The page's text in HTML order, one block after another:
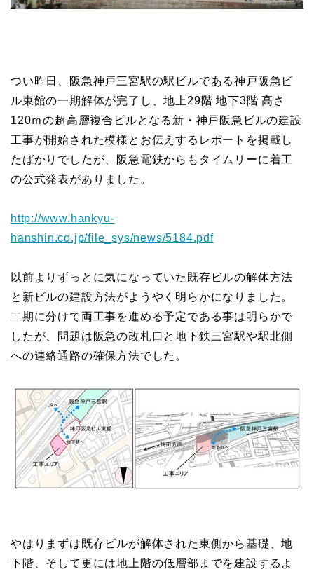
つい昨日、阪急神戸三宮駅の駅ビルである神戸阪急ビ
ル東館の一期解体が完了し、地上29階 地下3階 高さ
120ｍの超高層複合ビルとなる新・神戸阪急ビルの建設
工事が開始された模様とお伝えするレポートを掲載し
たばかりでしたが、阪急電鉄からもタイムリーに着工
の公式発表がありました。
http://www.hankyu-
hanshin.co.jp/file_sys/news/5184.pdf
以前よりずっとに気になっていた既存ビルの解体方法
と新ビルの建設方法がようやく明らかになりました。
二期に分けて両工事を進める予定である事は明らかで
したが、問題は阪急の改札口と地下鉄三宮駅や駅北側
への連絡通路の確保方法でした。
やはりまずは既存ビルが解体された東側から基礎、地
下階、そして更には地上階の低層部までを建設するよ